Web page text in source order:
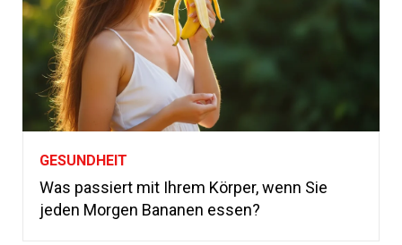
GESUNDHEIT
Was passiert mit Ihrem Körper, wenn Sie
jeden Morgen Bananen essen?